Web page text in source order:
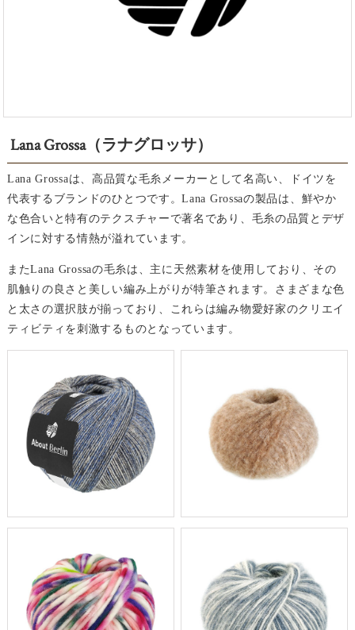
Lana Grossa（ラナグロッサ）
Lana Grossaは、高品質な毛糸メーカーとして名高い、ドイツを
代表するブランドのひとつです。Lana Grossaの製品は、鮮やか
な色合いと特有のテクスチャーで著名であり、毛糸の品質とデザ
インに対する情熱が溢れています。
またLana Grossaの毛糸は、主に天然素材を使用しており、その
肌触りの良さと美しい編み上がりが特筆されます。さまざまな色
と太さの選択肢が揃っており、これらは編み物愛好家のクリエイ
ティビティを刺激するものとなっています。